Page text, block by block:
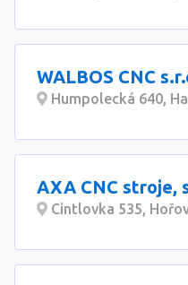
WALBOS CNC
Humpolecká 640,
AXA CNC stroje,
Cintlovka 535,